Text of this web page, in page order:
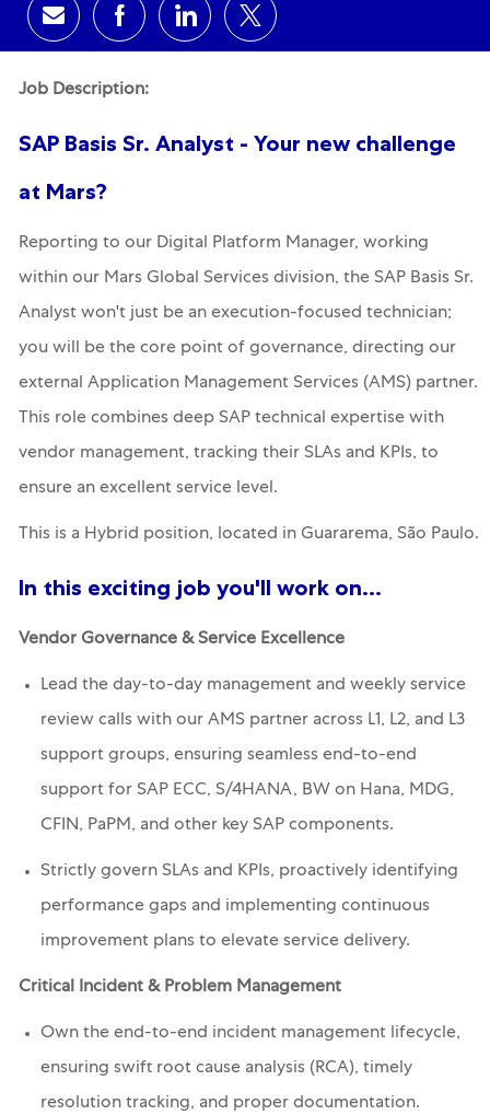
Share via email
Share via Facebook
Share via LinkedIn
Share via twitter
Job Description:
SAP Basis Sr. Analyst - Your new challenge
at Mars?
Reporting to our Digital Platform Manager, working
within our Mars Global Services division, the SAP Basis Sr.
Analyst won't just be an execution-focused technician;
you will be the core point of governance, directing our
external Application Management Services (AMS) partner.
This role combines deep SAP technical expertise with
vendor management, tracking their SLAs and KPIs, to
ensure an excellent service level.
This is a Hybrid position, located in Guararema, São Paulo.
In this exciting job you'll work on...
Vendor Governance & Service Excellence
Lead the day-to-day management and weekly service
review calls with our AMS partner across L1, L2, and L3
support groups, ensuring seamless end-to-end
support for SAP ECC, S/4HANA, BW on Hana, MDG,
CFIN, PaPM, and other key SAP components.
Strictly govern SLAs and KPIs, proactively identifying
performance gaps and implementing continuous
improvement plans to elevate service delivery.
Critical Incident & Problem Management
Own the end-to-end incident management lifecycle,
ensuring swift root cause analysis (RCA), timely
resolution tracking, and proper documentation.